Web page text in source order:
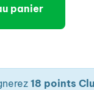
panier
18 points